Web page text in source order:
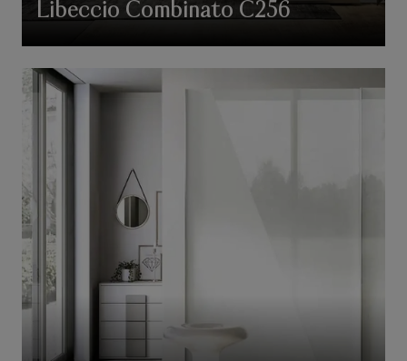
Libeccio Combinato C256